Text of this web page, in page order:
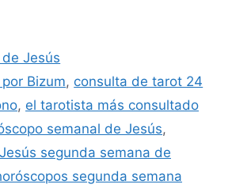
Jesús
Bizum, consulta de tarot 24
, el tarotista más consultado
semanal de Jesús,
segunda semana de
segunda semana